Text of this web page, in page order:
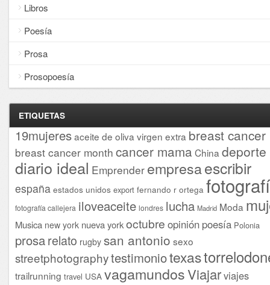
Libros
Poesía
Prosa
Prosopoesía
ETIQUETAS
19mujeresaceite de oliva virgen extra breast cancer
breast cancer month cancer mama China deporte
diario ideal Emprender empresaescribir
españa estados unidos export fernando r ortega
fotografía callejera iloveaceite londres lucha Madrid Moda
Musica new york nueva yorkoctubre opinión poesía Polonia
prosarelato rugby san antonio sexo
streetphotographytestimoniotexas
trailrunning travel USA vagamundosViajarviajes